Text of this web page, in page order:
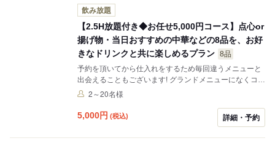
飲み放題
【2.5H放題付き◆お任せ5,000円コース】点心or
揚げ物・当日おすすめの中華などの8品を、お好
きなドリンクと共に楽しめるプラン 8品
予約を頂いてから仕入れをするため毎回違うメニューと
出会えることもございます! グランドメニューになくコー
スでしか楽しめないお料理も… 季節のおすすめ食材で料
も完備で貸し切りもOKです‼
2～20名様
5,000円 (税込) 詳細・予約